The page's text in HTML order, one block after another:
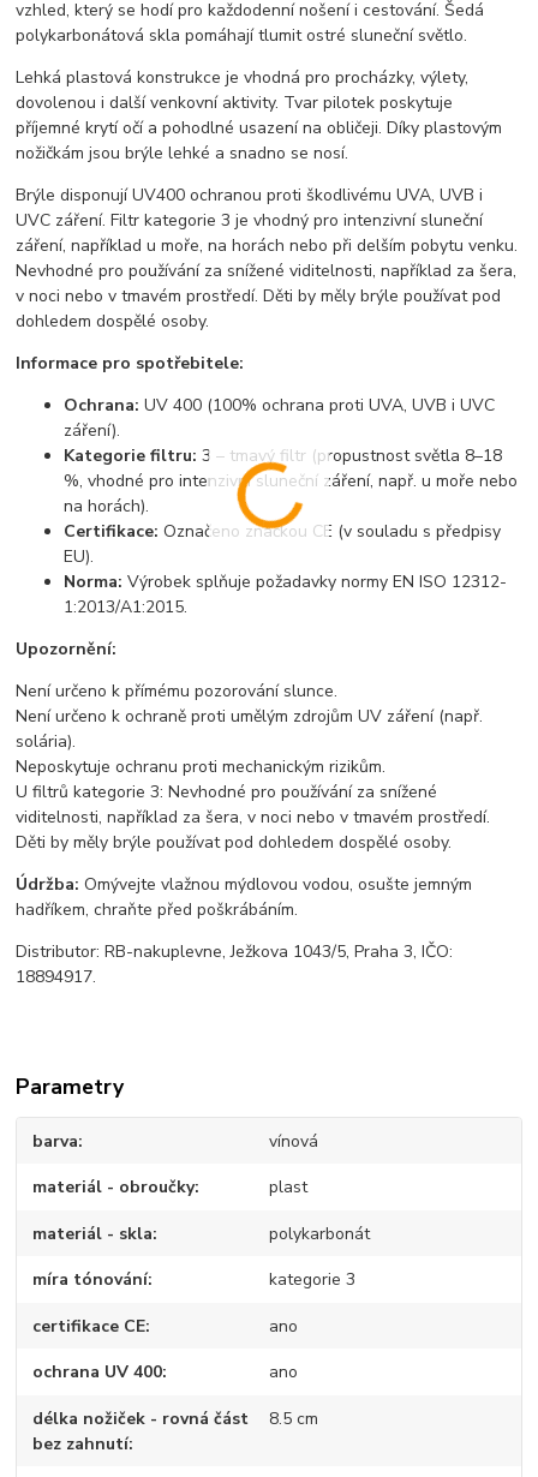
vzhled, který se hodí pro každodenní nošení i cestování. Šedá
polykarbonátová skla pomáhají tlumit ostré sluneční světlo.
Lehká plastová konstrukce je vhodná pro procházky, výlety,
dovolenou i další venkovní aktivity. Tvar pilotek poskytuje
příjemné krytí očí a pohodlné usazení na obličeji. Díky plastovým
nožičkám jsou brýle lehké a snadno se nosí.
Brýle disponují UV400 ochranou proti škodlivému UVA, UVB i
UVC záření. Filtr kategorie 3 je vhodný pro intenzivní sluneční
záření, například u moře, na horách nebo při delším pobytu venku.
Nevhodné pro používání za snížené viditelnosti, například za šera,
v noci nebo v tmavém prostředí. Děti by měly brýle používat pod
dohledem dospělé osoby.
Informace pro spotřebitele:
Ochrana: UV 400 (100% ochrana proti UVA, UVB i UVC
záření).
Kategorie filtru: 3 – tmavý filtr (propustnost světla 8–18
%, vhodné pro intenzivní sluneční záření, např. u moře nebo
na horách).
Certifikace: Označeno značkou CE (v souladu s předpisy
EU).
Norma:Výrobek splňuje požadavky normy EN ISO 12312-
1:2013/A1:2015.
Upozornění:
Není určeno k přímému pozorování slunce.
Není určeno k ochraně proti umělým zdrojům UV záření (např.
solária).
Neposkytuje ochranu proti mechanickým rizikům.
U filtrů kategorie 3: Nevhodné pro používání za snížené
viditelnosti, například za šera, v noci nebo v tmavém prostředí.
Děti by měly brýle používat pod dohledem dospělé osoby.
Údržba: Omývejte vlažnou mýdlovou vodou, osušte jemným
hadříkem, chraňte před poškrábáním.
Distributor: RB-nakuplevne, Ježkova 1043/5, Praha 3, IČO:
18894917.
Parametry
barva vínová
materiál - obroučky plast
materiál - skla polykarbonát
míra tónování kategorie 3
certifikace CE ano
ochrana UV 400 ano
délka nožiček - rovná část
bez zahnutí
8.5 cm